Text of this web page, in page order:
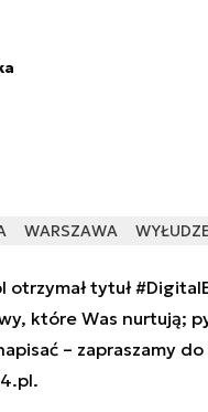
WARSZAWA
tytuł
które Was nurtują;
– zapraszamy
.